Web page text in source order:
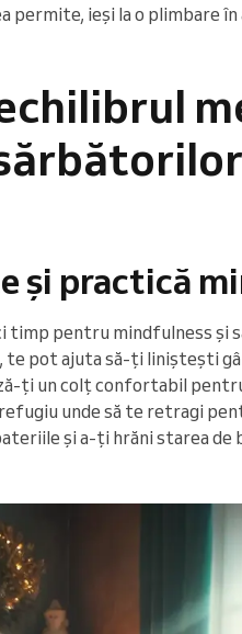
permite, ieși la o plimbare
și practică
pentru mindfulness și
te pot ajuta să-ți liniștești
ți un colț confortabil
unde să te retragi
și a-ți hrăni starea de